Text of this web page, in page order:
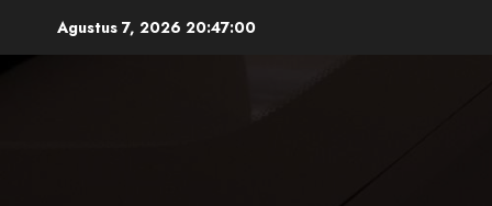
Agustus 7, 2026 20:47:01